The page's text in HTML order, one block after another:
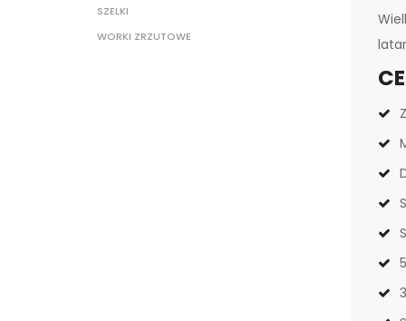
SZELKI
WORKI ZRZUTOWE